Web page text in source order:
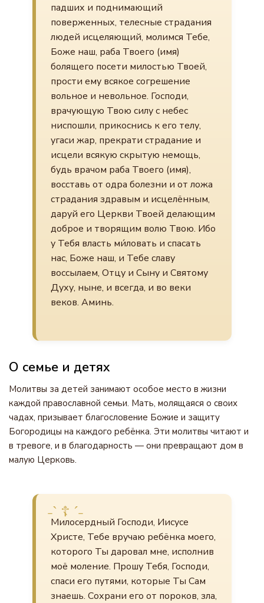
падших и поднимающий
поверженных, телесные страдания
людей исцеляющий, молимся Тебе,
Боже наш, раба Твоего (имя)
болящего посети милостью Твоей,
прости ему всякое согрешение
вольное и невольное. Господи,
врачующую Твою силу с небес
ниспошли, прикоснись к его телу,
угаси жар, прекрати страдание и
исцели всякую скрытую немощь,
будь врачом раба Твоего (имя),
восставь от одра болезни и от ложа
страдания здравым и исцелённым,
даруй его Церкви Твоей делающим
доброе и творящим волю Твою. Ибо
у Тебя власть ми́ловать и спасать
нас, Боже наш, и Тебе славу
воссылаем, Отцу и Сыну и Святому
Духу, ныне, и всегда, и во веки
веков. Аминь.
О семье и детях
Молитвы за детей занимают особое место в жизни
каждой православной семьи. Мать, молящаяся о своих
чадах, призывает благословение Божие и защиту
Богородицы на каждого ребёнка. Эти молитвы читают и
в тревоге, и в благодарность — они превращают дом в
малую Церковь.
Милосердный Господи, Иисусе
Христе, Тебе вручаю ребёнка моего,
которого Ты даровал мне, исполнив
моё моление. Прошу Тебя, Господи,
спаси его путями, которые Ты Сам
знаешь. Сохрани его от пороков, зла,